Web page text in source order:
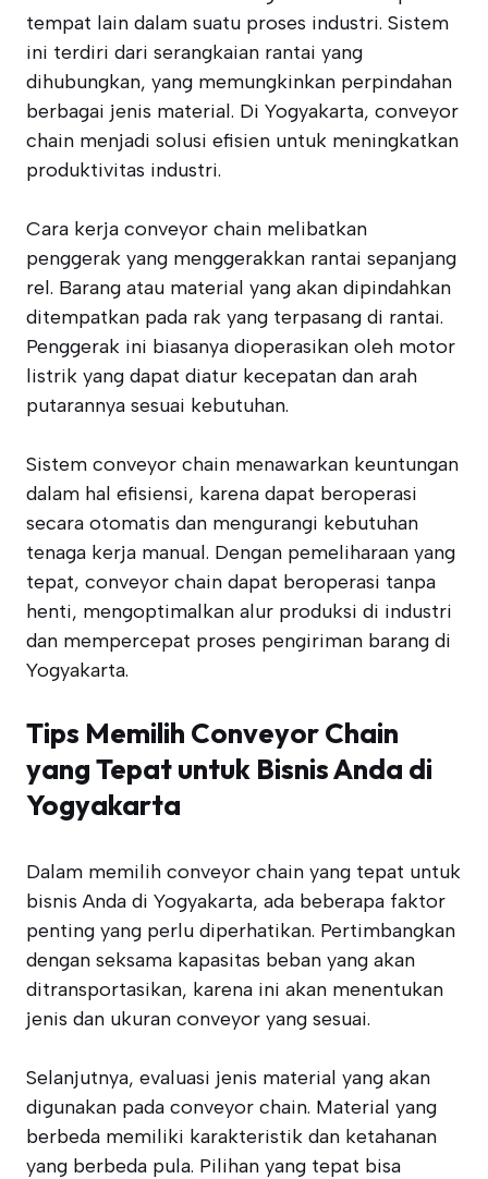
tempat lain dalam suatu proses industri. Sistem
ini terdiri dari serangkaian rantai yang
dihubungkan, yang memungkinkan perpindahan
berbagai jenis material. Di Yogyakarta, conveyor
chain menjadi solusi efisien untuk meningkatkan
produktivitas industri.
Cara kerja conveyor chain melibatkan
penggerak yang menggerakkan rantai sepanjang
rel. Barang atau material yang akan dipindahkan
ditempatkan pada rak yang terpasang di rantai.
Penggerak ini biasanya dioperasikan oleh motor
listrik yang dapat diatur kecepatan dan arah
putarannya sesuai kebutuhan.
Sistem conveyor chain menawarkan keuntungan
dalam hal efisiensi, karena dapat beroperasi
secara otomatis dan mengurangi kebutuhan
tenaga kerja manual. Dengan pemeliharaan yang
tepat, conveyor chain dapat beroperasi tanpa
henti, mengoptimalkan alur produksi di industri
dan mempercepat proses pengiriman barang di
Yogyakarta.
Tips Memilih Conveyor Chain
yang Tepat untuk Bisnis Anda di
Yogyakarta
Dalam memilih conveyor chain yang tepat untuk
bisnis Anda di Yogyakarta, ada beberapa faktor
penting yang perlu diperhatikan. Pertimbangkan
dengan seksama kapasitas beban yang akan
ditransportasikan, karena ini akan menentukan
jenis dan ukuran conveyor yang sesuai.
Selanjutnya, evaluasi jenis material yang akan
digunakan pada conveyor chain. Material yang
berbeda memiliki karakteristik dan ketahanan
yang berbeda pula. Pilihan yang tepat bisa